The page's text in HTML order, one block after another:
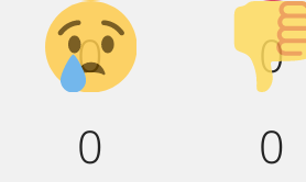
0 0
Грусть :(
0
Палец
вниз!
0